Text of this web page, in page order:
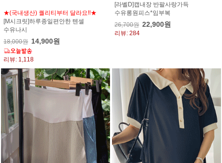
★(국내생산) 퀄리티부터 달라요!!★
[M시크릿]하루종일편안한 텐셀
수유나시
18,000원 14,900원
리뷰: 1,118
[라벨D]캡내장 반팔사랑가득
수유롱원피스*임부복
26,700원 22,900원
리뷰: 284